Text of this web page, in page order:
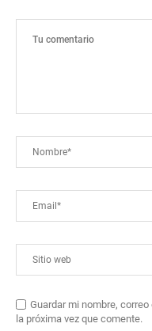
Guardar mi nombre,
la próxima vez que comente.